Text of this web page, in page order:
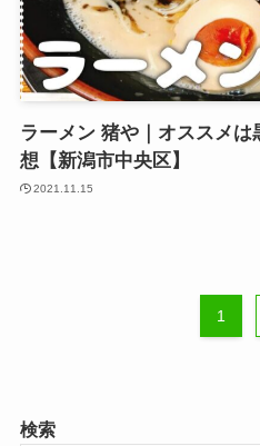
ラーメン 猪や｜オススメ
想【新潟市中央区】
2021.11.15
1
検索